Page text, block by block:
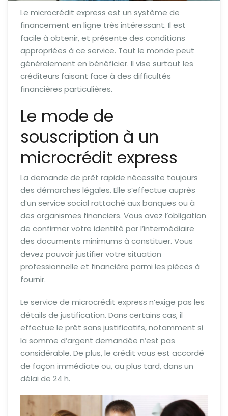
Le microcrédit express est un système de
financement en ligne très intéressant. Il est
facile à obtenir, et présente des conditions
appropriées à ce service. Tout le monde peut
généralement en bénéficier. Il vise surtout les
créditeurs faisant face à des difficultés
financières particulières.
Le mode de
souscription à un
microcrédit express
La demande de prêt rapide nécessite toujours
des démarches légales. Elle s’effectue auprès
d’un service social rattaché aux banques ou à
des organismes financiers. Vous avez l’obligation
de confirmer votre identité par l’intermédiaire
des documents minimums à constituer. Vous
devez pouvoir justifier votre situation
professionnelle et financière parmi les pièces à
fournir.
Le service de microcrédit express n’exige pas les
détails de justification. Dans certains cas, il
effectue le prêt sans justificatifs, notamment si
la somme d’argent demandée n’est pas
considérable. De plus, le crédit vous est accordé
de façon immédiate ou, au plus tard, dans un
délai de 24 h.